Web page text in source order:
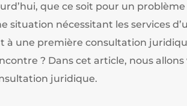
que ce soit pour un
situation nécessitant les services
à une première consultation
? Dans cet article, nous
juridique.